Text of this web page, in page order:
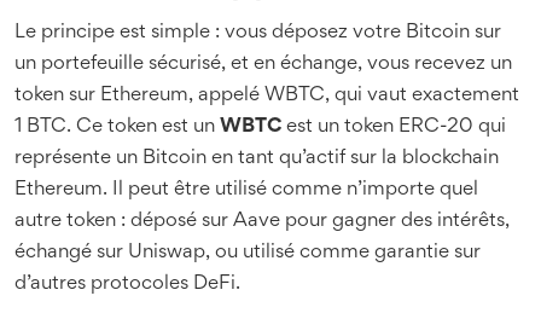
Le principe est simple : vous déposez votre Bitcoin sur
un portefeuille sécurisé, et en échange, vous recevez un
token sur Ethereum, appelé WBTC, qui vaut exactement
1 BTC. Ce token est un WBTC est un token ERC-20 qui
représente un Bitcoin en tant qu’actif sur la blockchain
Ethereum. Il peut être utilisé comme n’importe quel
autre token : déposé sur Aave pour gagner des intérêts,
échangé sur Uniswap, ou utilisé comme garantie sur
d’autres protocoles DeFi.